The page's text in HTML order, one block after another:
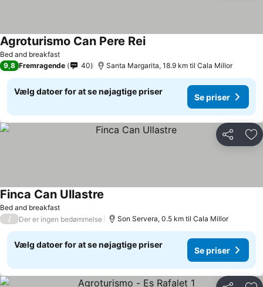
Bed and breakfast
Agroturismo Can Pere Rei
9,8 Fremragende 40 Santa Margarita, 18.9 km til Cala Millor
Vælg datoer for at se nøjagtige priser
Se priser
Del
Bed and breakfast
Finca Can Ullastre
/ Der er ingen bedømmelse Son Servera, 0.5 km til Cala Millor
Vælg datoer for at se nøjagtige priser
Se priser